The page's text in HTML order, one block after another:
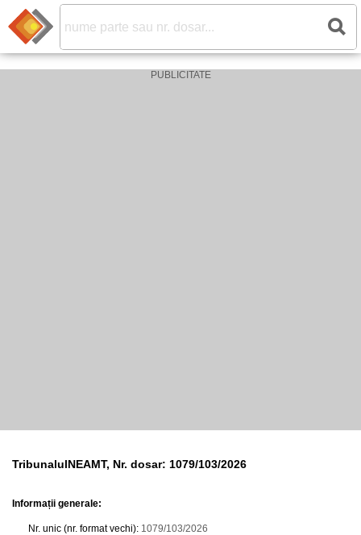
TribunalulNEAMT, Nr. dosar: 1079/103/2026
Informații generale:
Nr. unic (nr. format vechi): 1079/103/2026